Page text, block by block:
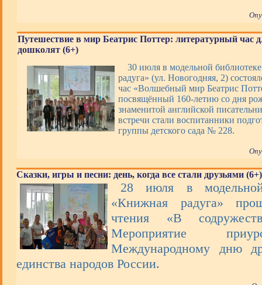
Путешествие в мир Беатрис Поттер: литературный час
дошколят (6+)
30 июля в модельной
радуга» (ул. Новогодняя, 2)
час «Волшебный мир Беатрис
посвящённый 160-летию со дня
знаменитой английской
встречи стали воспитанники
группы детского сада № 228.
Сказки, игры и песни: день, когда все стали друзьями (6+)
28 июля в модельной
«Книжная радуга»
чтения «В
Мероприятие
Международному дню
единства народов России.